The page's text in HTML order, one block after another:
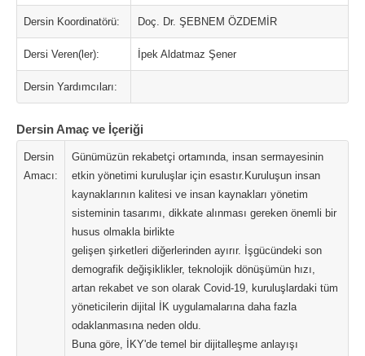
Dersin Koordinatörü: Doç. Dr. ŞEBNEM ÖZDEMİR
Dersi Veren(ler): İpek Aldatmaz Şener
Dersin Yardımcıları:
Dersin Amaç ve İçeriği
Dersin
Amacı:
Günümüzün rekabetçi ortamında, insan sermayesinin
etkin yönetimi kuruluşlar için esastır.Kuruluşun insan
kaynaklarının kalitesi ve insan kaynakları yönetim
sisteminin tasarımı, dikkate alınması gereken önemli bir
husus olmakla birlikte
gelişen şirketleri diğerlerinden ayırır. İşgücündeki son
demografik değişiklikler, teknolojik dönüşümün hızı,
artan rekabet ve son olarak Covid-19, kuruluşlardaki tüm
yöneticilerin dijital İK uygulamalarına daha fazla
odaklanmasına neden oldu.
Buna göre, İKY'de temel bir dijitalleşme anlayışı